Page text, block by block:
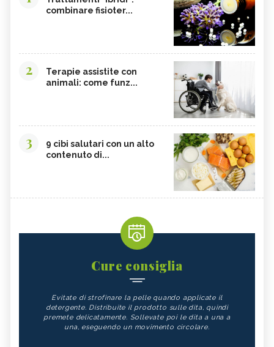
combinare fisioter...
2
Terapie assistite con
animali: come funz...
3
9 cibi salutari con un alto
contenuto di...
Cure consiglia
Evitate di strofinare la pelle quando applicate il
detergente. Distribuite il prodotto sulle dita, quindi
premete delicatamente. Sollevate poi le dita a una a
una, eseguendo un movimento circolare.